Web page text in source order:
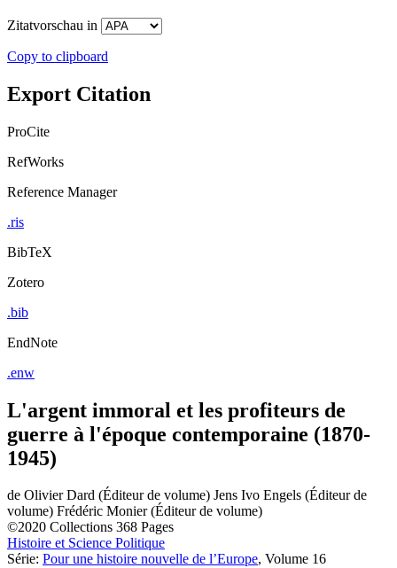
Zitatvorschau in
Copy to clipboard
Export Citation
ProCite
RefWorks
Reference Manager
.ris
BibTeX
Zotero
.bib
EndNote
.enw
L'argent immoral et les profiteurs de
guerre à l'époque contemporaine (1870-
1945)
de Olivier Dard (Éditeur de volume) Jens Ivo Engels (Éditeur de
volume) Frédéric Monier (Éditeur de volume)
©2020 Collections 368 Pages
Histoire et Science Politique
Série: Pour une histoire nouvelle de l’Europe, Volume 16